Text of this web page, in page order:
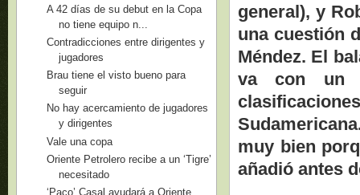
general), y
una cuestión
Méndez. El
va con un
muy bien
añadió antes
A 42 días de su debut en la Copa
no tiene equipo n...
Contradicciones entre dirigentes y
jugadores
Brau tiene el visto bueno para
seguir
No hay acercamiento de jugadores
y dirigentes
Vale una copa
Oriente Petrolero recibe a un ‘Tigre’
necesitado
‘Paco’ Casal ayudará a Oriente